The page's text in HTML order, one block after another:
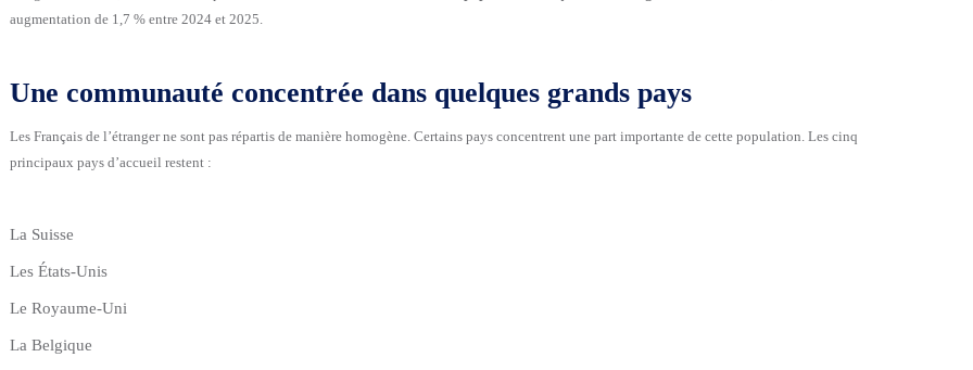
augmentation de 1,7 % entre 2024 et 2025.
Une communauté concentrée dans quelques grands pays
Les Français de l’étranger ne sont pas répartis de manière homogène. Certains pays concentrent une part importante de cette population. Les cinq
principaux pays d’accueil restent :
La Suisse
Les États-Unis
Le Royaume-Uni
La Belgique